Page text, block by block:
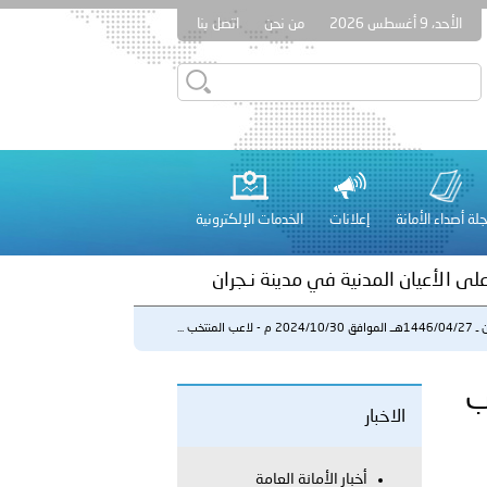
الأحد، 9 أغسطس 2026 من نحن اتصل بنا
أصداء الأمانة إعلانات الخدمات الإلكترونية
تنظم حملة للتبرع بالدم في منطقة الظفرة تعزيزا للمسؤولية
الأعيان المدنية في مدينة نـجران
عشر للمسؤولين عن الأمن السياحي 2026.
- لاعب المنتخب ...
الاخبار
أخبار الأمانة العامة